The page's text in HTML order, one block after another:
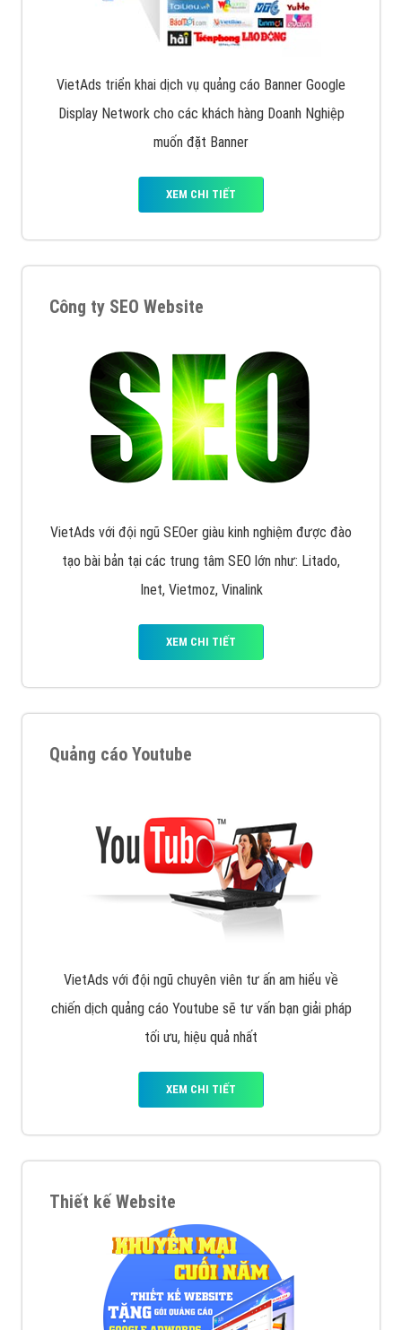
VietAds triển khai dịch vụ quảng cáo Banner Google
Display Network cho các khách hàng Doanh Nghiệp
muốn đặt Banner
XEM CHI TIẾT
Công ty SEO Website
VietAds với đội ngũ SEOer giàu kinh nghiệm được đào
tạo bài bản tại các trung tâm SEO lớn như: Litado,
Inet, Vietmoz, Vinalink
XEM CHI TIẾT
Quảng cáo Youtube
VietAds với đội ngũ chuyên viên tư ấn am hiểu về
chiến dịch quảng cáo Youtube sẽ tư vấn bạn giải pháp
tối ưu, hiệu quả nhất
XEM CHI TIẾT
Thiết kế Website